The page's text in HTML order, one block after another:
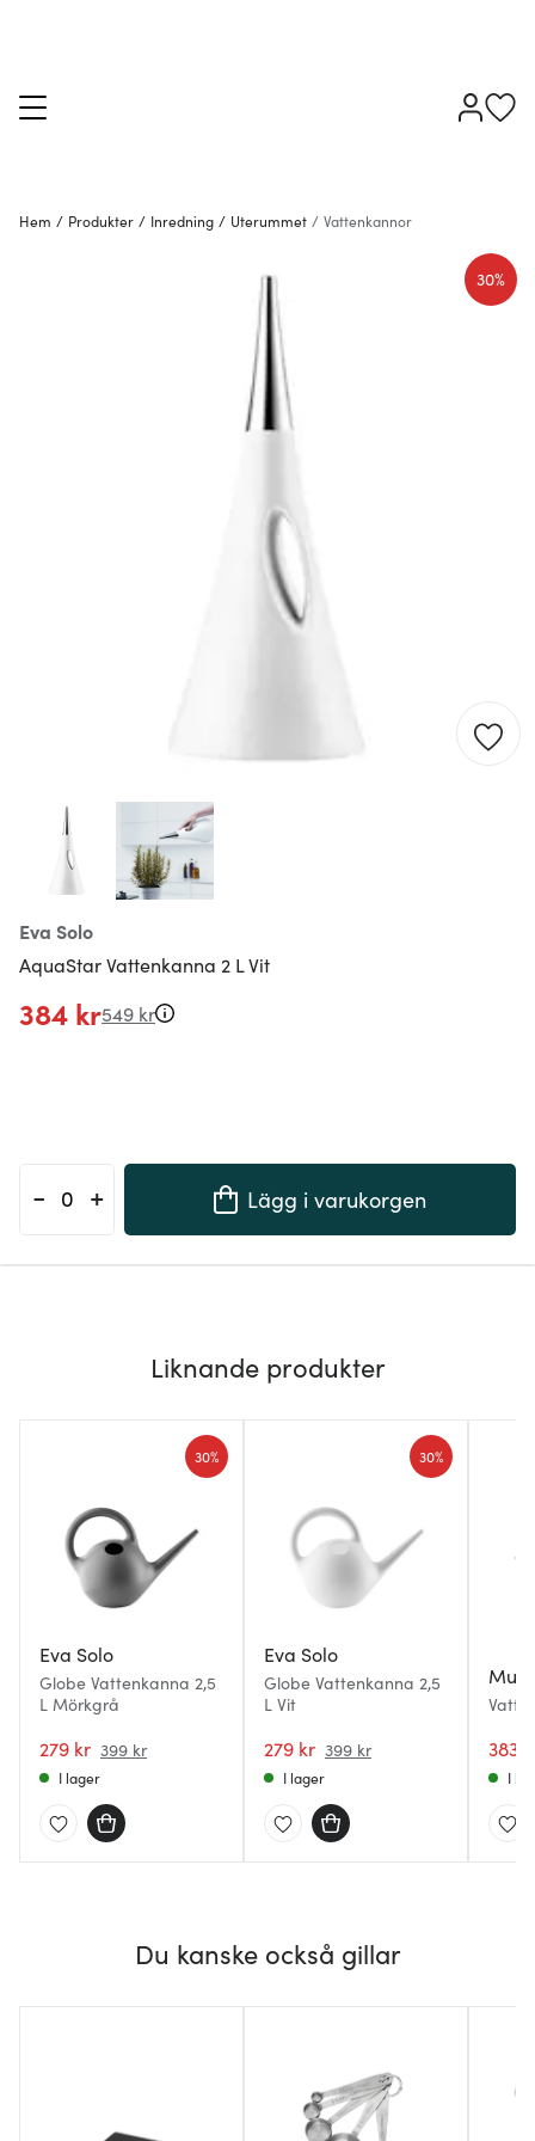
Hem / Produkter / Inredning / Uterummet / Vattenkannor
Eva Solo
AquaStar Vattenkanna 2 L Vit
30%
384 kr549 kr
- + Lägg i varukorgen
Liknande produkter
Eva Solo
Globe Vattenkanna 2,5
L Mörkgrå
279 kr 399 kr
30%
I lager
Eva Solo
Globe Vattenkanna 2,5
L Vit
279 kr 399 kr
30%
I lager
383
I
Du kanske också gillar